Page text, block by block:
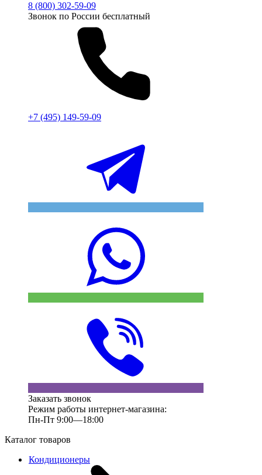
8 (800) 302-59-09
Звонок по России бесплатный
+7 (495) 149-59-09
Заказать звонок
Режим работы интернет-магазина:
Пн-Пт 9:00—18:00
Каталог товаров
Кондиционеры